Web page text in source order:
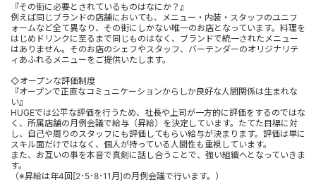
『その街に必要とされているものはなにか？』
例えば同じブランドの店舗においても、メニュー・内装・スタッフのユニフ
ォームなど全て異なり、その街にしかない唯一のお店となっています。料理を
はじめドリンクに至るまで同じものはなく、ブランドで統一されたメニュー
はありません。そのお店のシェフやスタッフ、バーテンダーのオリジナリテ
ィあふれるメニューをご提供いたします。
◇オープンな評価制度
『オープンで正直なコミュニケーションからしか良好な人間関係は生まれな
い』
HUGEでは公平な評価を行うため、社長や上司が一方的に評価をするのではな
く、所属店舗の月例会議で給与（昇給）を決定しています。たてた目標に対
し、自己や周りのスタッフにも評価してもらい給与が決まります。評価は単に
スキル面だけではなく、個人が持っている人間性も重視しています。
また、お互いの事を本音で真剣に話し合うことで、強い組織へとなっていきま
す。
（※昇給は年4回[2･5･8･11月]の月例会議で行います。）